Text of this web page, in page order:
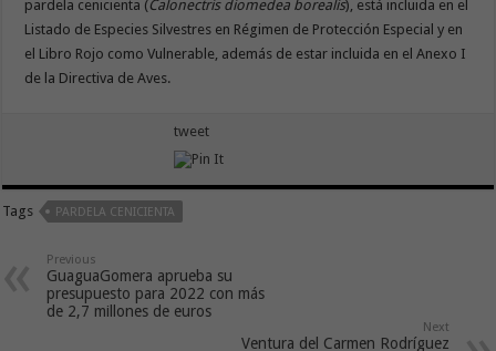
pardela cenicienta (Calonectris diomedea borealis), está incluida en el
Listado de Especies Silvestres en Régimen de Protección Especial y en
el Libro Rojo como Vulnerable, además de estar incluida en el Anexo I
de la Directiva de Aves.
tweet
Tags PARDELA CENICIENTA
Previous
GuaguaGomera aprueba su
presupuesto para 2022 con más
de 2,7 millones de euros
Next
Ventura del Carmen Rodríguez